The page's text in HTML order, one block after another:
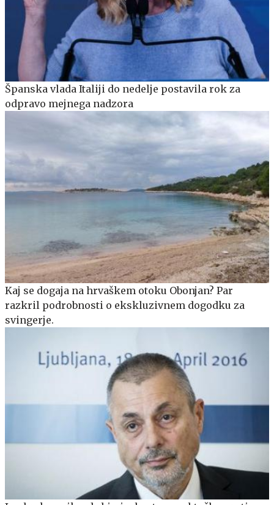
Španska vlada Italiji do nedelje postavila rok za
odpravo mejnega nadzora
Kaj se dogaja na hrvaškem otoku Obonjan? Par
razkril podrobnosti o ekskluzivnem dogodku za
svingerje.